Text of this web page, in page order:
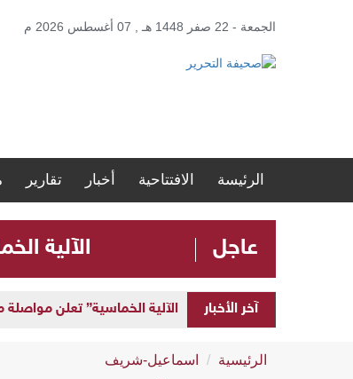
الجمعة - 22 صفر 1448 هـ , 07 أغسطس 2026 م
الرئيسة الافتتاحية أخبار تقارير
عاجل الآلية
آخر الأخبار الآلية الخماسية” تعلن مواصلة
الرئيسية اسماعيل-شريف